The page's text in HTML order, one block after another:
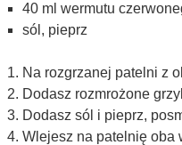
40 ml wermutu
sól, pieprz
Na rozgrzanej patelni z
Dodasz rozmrożone
Dodasz sól i pieprz,
Wlejesz na patelnię oba